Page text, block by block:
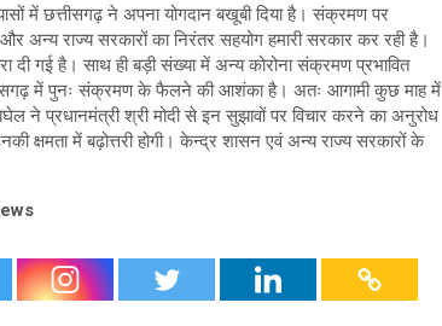
में छत्तीसगढ़ ने अपना योगदान बखूबी दिया है। संक्रमण पर
अन्य राज्य सरकारों का निरंतर सहयोग हमारी सरकार कर रही है।
दी गई है। साथ ही बड़ी संख्या में अन्य कोरोना संक्रमण प्रभावित
में पुनः संक्रमण के फैलने की आशंका है। अतः आगामी कुछ माह में
ने प्रधानमंत्री श्री मोदी से इन सुझावों पर विचार करने का अनुरोध
में बढ़ोत्तरी होगी। केन्द्र शासन एवं अन्य राज्य सरकारों के